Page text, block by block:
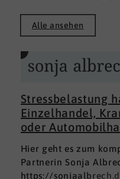
Alle ansehen
Stressbelastung
Einzelhandel,
oder
Hier geht es zum
Partnerin Sonja
https://